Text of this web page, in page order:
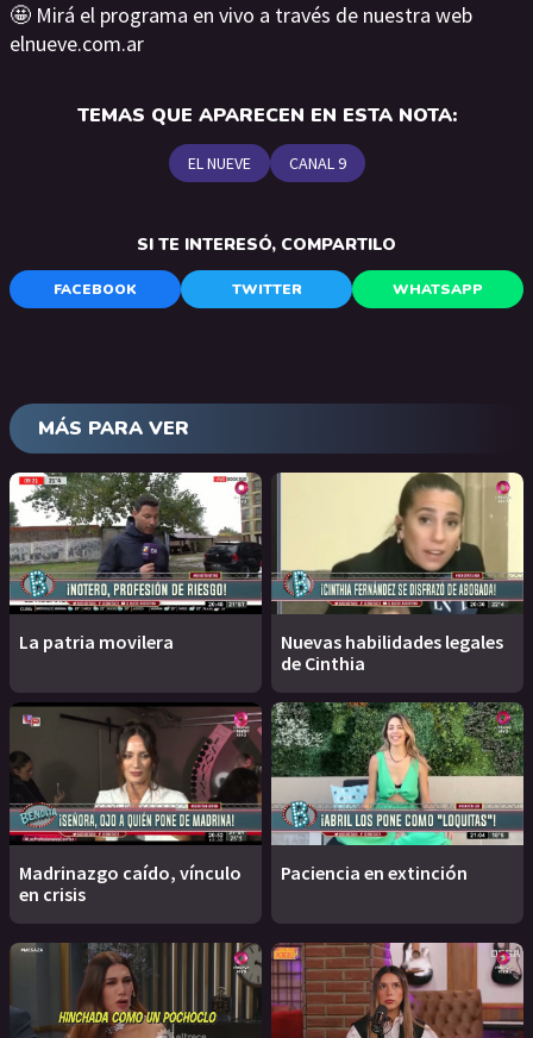
🤩 Mirá el programa en vivo a través de nuestra web
elnueve.com.ar
TEMAS QUE APARECEN EN ESTA NOTA:
EL NUEVE CANAL 9
SI TE INTERESÓ, COMPARTILO
FACEBOOK TWITTER WHATSAPP
MÁS PARA VER
La patria movilera
Nuevas habilidades legales
de Cinthia
Madrinazgo caído, vínculo
en crisis
Paciencia en extinción